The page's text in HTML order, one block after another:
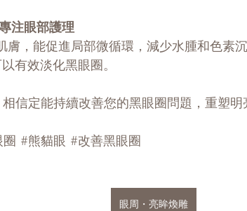
注眼部護理
膚，能促進局部微循環，減少水腫和色素
有效淡化黑眼圈。
信定能持續改善您的黑眼圈問題，重塑明
圈 #熊貓眼 #改善黑眼圈
眼周・亮眸煥雕